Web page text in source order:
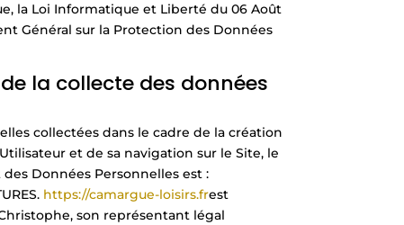
la Loi Informatique et Liberté du 06 Août
Général sur la Protection des Données
la collecte des données
collectées dans le cadre de la création
et de sa navigation sur le Site, le
Données Personnelles est :
https://camargue-loisirs.frest
son représentant légal